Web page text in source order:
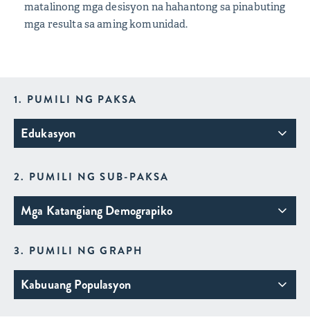
matalinong mga desisyon na hahantong sa pinabuting
mga resulta sa aming komunidad.
1. PUMILI NG PAKSA
Edukasyon
2. PUMILI NG SUB-PAKSA
Mga Katangiang Demograpiko
3. PUMILI NG GRAPH
Kabuuang Populasyon